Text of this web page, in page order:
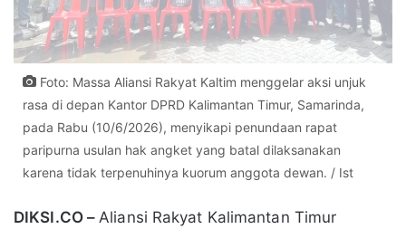
Foto: Massa Aliansi Rakyat Kaltim menggelar aksi unjuk
rasa di depan Kantor DPRD Kalimantan Timur, Samarinda,
pada Rabu (10/6/2026), menyikapi penundaan rapat
paripurna usulan hak angket yang batal dilaksanakan
karena tidak terpenuhinya kuorum anggota dewan. / Ist
DIKSI.CO – Aliansi Rakyat Kalimantan Timur